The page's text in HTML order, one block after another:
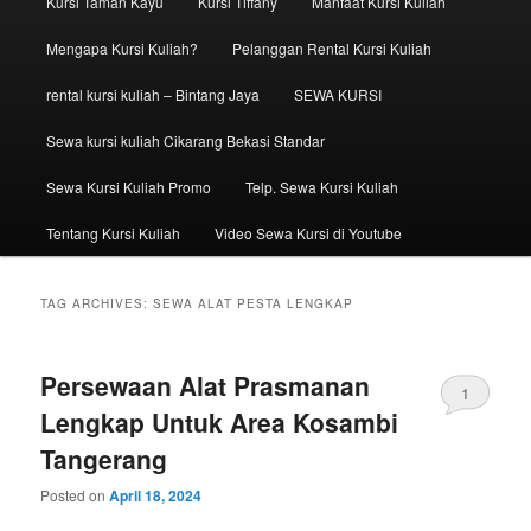
Mengapa Kursi Kuliah? Pelanggan Rental Kursi Kuliah
rental kursi kuliah – Bintang Jaya SEWA KURSI
Sewa kursi kuliah Cikarang Bekasi Standar
Sewa Kursi Kuliah Promo Telp. Sewa Kursi Kuliah
Tentang Kursi Kuliah Video Sewa Kursi di Youtube
TAG ARCHIVES:SEWA ALAT PESTA LENGKAP
Persewaan Alat Prasmanan
Lengkap Untuk Area Kosambi
Tangerang
Posted onApril 18, 2024
1